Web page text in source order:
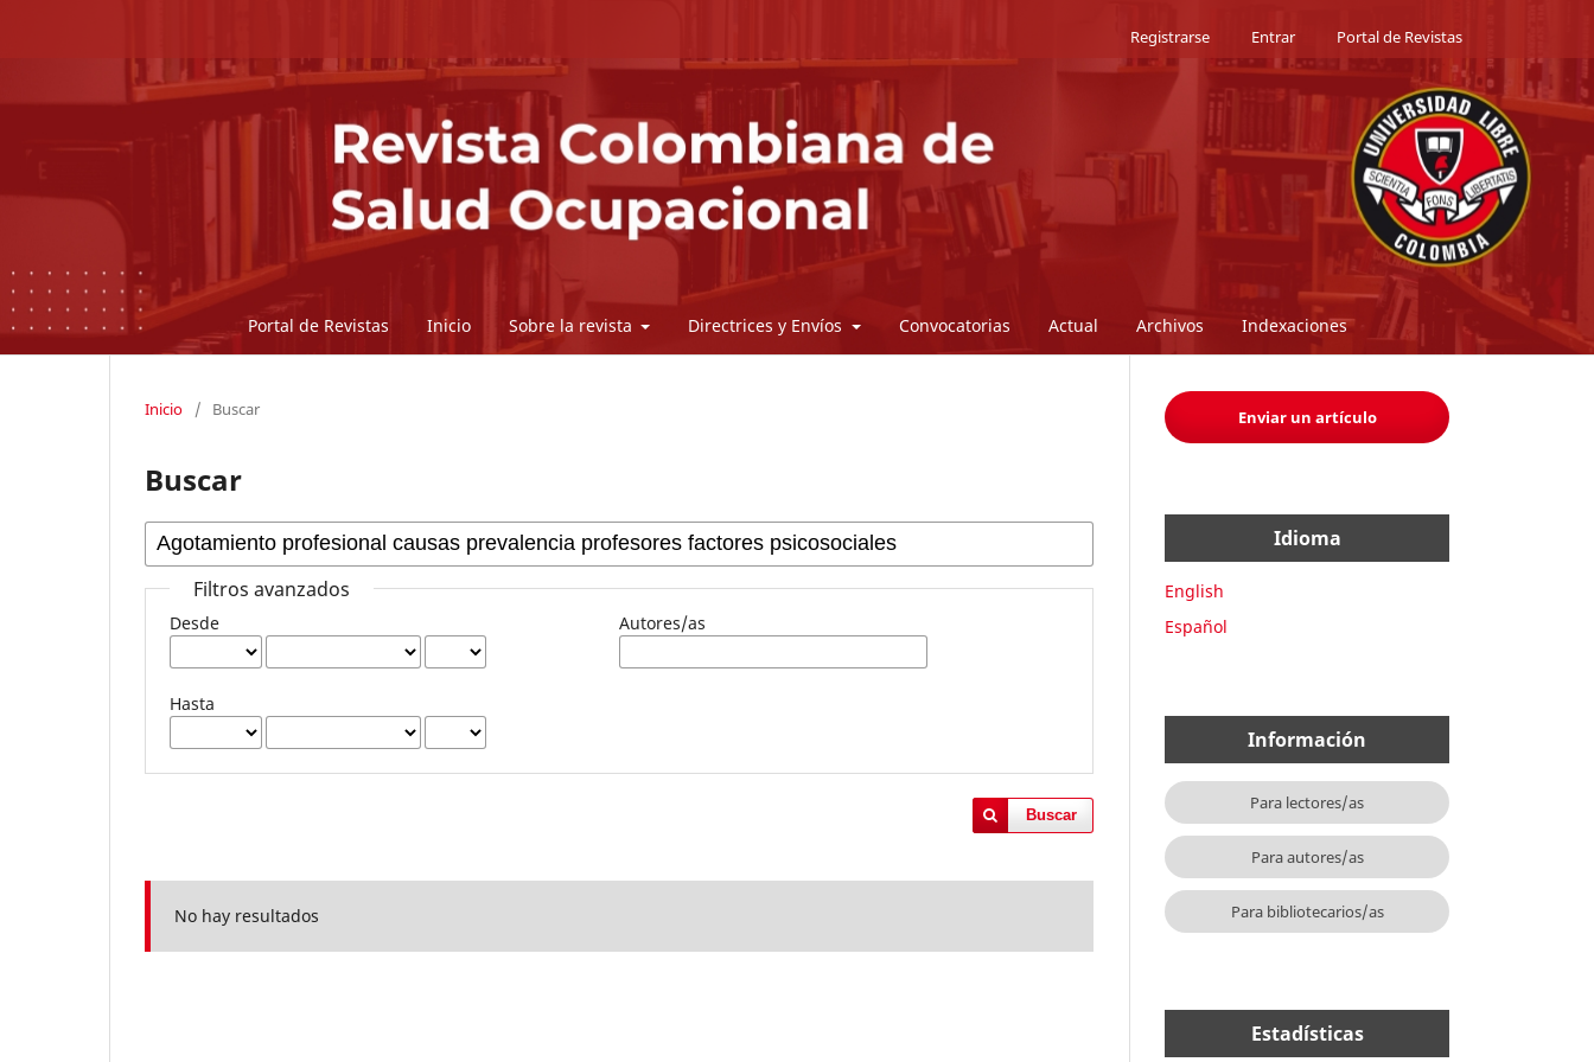
Portal de Revistas Inicio Sobre la revista Directrices y Envíos Convocatorias Actual Archivos Indexaciones
Registrarse Entrar Portal de Revistas
Inicio / Buscar
Buscar
Filtros avanzados
Desde
Hasta
Autores/as
Buscar
No hay resultados
Enviar un artículo
Idioma
English
Español
Información
Para lectores/as
Para autores/as
Para bibliotecarios/as
Estadísticas